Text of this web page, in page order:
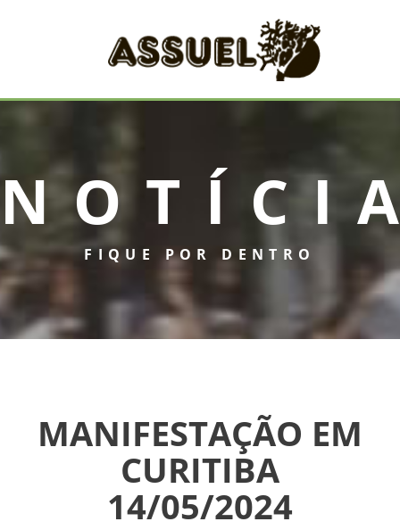
INICIAL
ASSUEL
CONVÊNIOS
ASSEMBLÉIAS
FIQUE POR DENTRO
MANIFESTAÇÃO EM
CURITIBA
14/05/2024